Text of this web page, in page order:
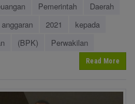
Pemerintah
Daerah
anggaran 2021
kepada
(BPK)
Perwakilan
Read More